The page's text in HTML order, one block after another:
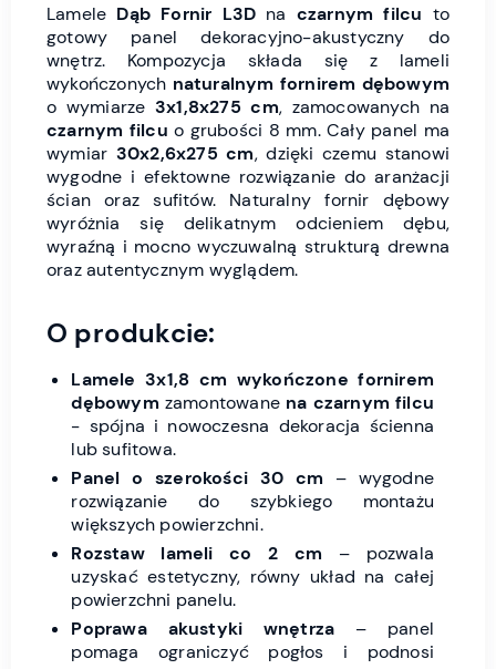
Lamele Dąb Fornir L3D na czarnym filcu to
gotowy panel dekoracyjno-akustyczny do
wnętrz. Kompozycja składa się z lameli
wykończonych naturalnym fornirem dębowym
o wymiarze 3x1,8x275 cm, zamocowanych na
czarnym filcu o grubości 8 mm. Cały panel ma
wymiar 30x2,6x275 cm, dzięki czemu stanowi
wygodne i efektowne rozwiązanie do aranżacji
ścian oraz sufitów. Naturalny fornir dębowy
wyróżnia się delikatnym odcieniem dębu,
wyraźną i mocno wyczuwalną strukturą drewna
oraz autentycznym wyglądem.
O produkcie:
Lamele 3x1,8 cm wykończone fornirem
dębowym zamontowane na czarnym filcu
- spójna i nowoczesna dekoracja ścienna
lub sufitowa.
Panel o szerokości 30 cm – wygodne
rozwiązanie do szybkiego montażu
większych powierzchni.
Rozstaw lameli co 2 cm – pozwala
uzyskać estetyczny, równy układ na całej
powierzchni panelu.
Poprawa akustyki wnętrza – panel
pomaga ograniczyć pogłos i podnosi